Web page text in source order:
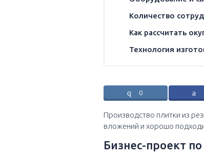
Количество
Как рассчитать
Технология
0
Производство плитки из
вложений и хорошо
Бизнес-проект